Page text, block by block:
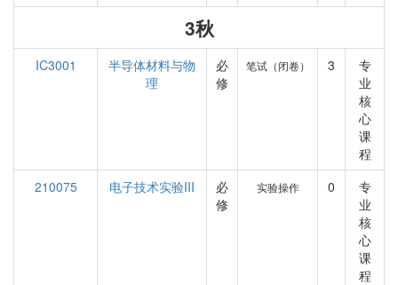
3秋
IC3001
半导体材料与物
理
必
修
笔试（闭卷） 3
专
业
核
心
课
程
210075
电子技术实验III
必
修
实验操作 0
专
业
核
心
课
程